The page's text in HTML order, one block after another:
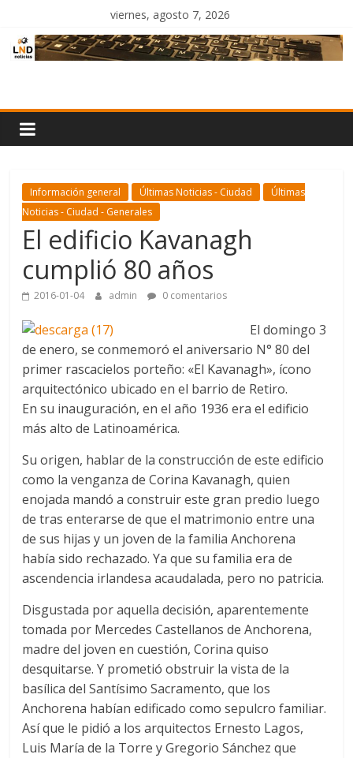
contenido
viernes, agosto 7, 2026
Noticias
Información general Últimas Noticias - Ciudad
Últimas
Noticias - Ciudad - Generales
El edificio Kavanagh
cumplió 80 años
2016-01-04 admin 0 comentarios
El domingo 3
de enero, se conmemoró el aniversario N° 80 del
primer rascacielos porteño: «El Kavanagh», ícono
arquitectónico ubicado en el barrio de Retiro.
En su inauguración, en el año 1936 era el edificio
más alto de Latinoamérica.
Su origen, hablar de la construcción de este edificio
como la venganza de Corina Kavanagh, quien
enojada mandó a construir este gran predio luego
de tras enterarse de que el matrimonio entre una
de sus hijas y un joven de la familia Anchorena
había sido rechazado. Ya que su familia era de
ascendencia irlandesa acaudalada, pero no patricia.
Disgustada por aquella decisión, aparentemente
tomada por Mercedes Castellanos de Anchorena,
madre del joven en cuestión, Corina quiso
desquitarse. Y prometió obstruir la vista de la
basílica del Santísimo Sacramento, que los
Anchorena habían edificado como sepulcro familiar.
Así que le pidió a los arquitectos Ernesto Lagos,
Luis María de la Torre y Gregorio Sánchez que